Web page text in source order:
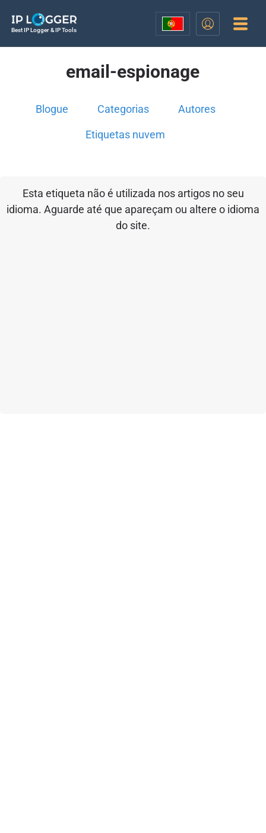
Best IP Logger & IP Tools
email-espionage
Blogue Categorias Autores
Etiquetas nuvem